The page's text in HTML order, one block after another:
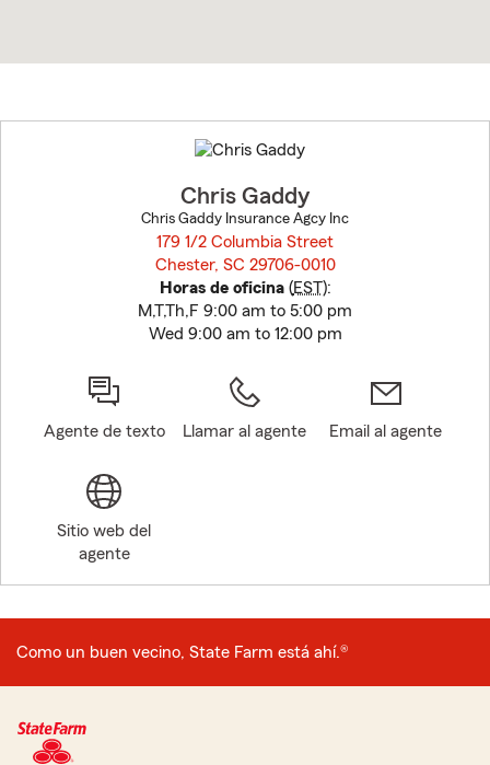
to
before
Chris Gaddy
Chris Gaddy Insurance Agcy Inc
179 1/2 Columbia Street
Chester, SC 29706-0010
Horas de oficina(EST):
M,T,Th,F 9:00 am to 5:00 pm
Wed 9:00 am to 12:00 pm
Agente de texto Llamar al agente Email al agente
Sitio web del
agente
Como un buen vecino, State Farm está ahí.®